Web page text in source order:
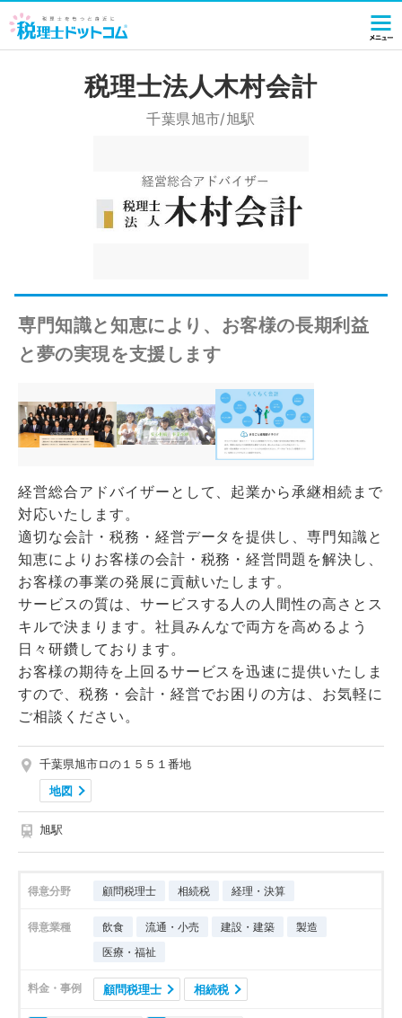
税理士法人木村会計
千葉県旭市/旭駅
専門知識と知恵により、お客様の長期利益
と夢の実現を支援します
経営総合アドバイザーとして、起業から承継相続まで
対応いたします。
適切な会計・税務・経営データを提供し、専門知識と
知恵によりお客様の会計・税務・経営問題を解決し、
お客様の事業の発展に貢献いたします。
サービスの質は、サービスする人の人間性の高さとス
キルで決まります。社員みんなで両方を高めるよう
日々研鑽しております。
お客様の期待を上回るサービスを迅速に提供いたしま
すので、税務・会計・経営でお困りの方は、お気軽に
ご相談ください。
千葉県旭市ロの１５５１番地
地図
旭駅
得意分野 顧問税理士 相続税 経理・決算
得意業種 飲食 流通・小売 建設・建築
製造
医療・福祉
料金・事例 顧問税理士 相続税